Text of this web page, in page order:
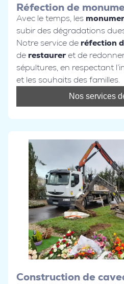
Réfection de
Avec le temps, les
subir des dégradations
Notre service de réfection
de restaureret de
sépultures, en respectant
et les souhaits des familles.
Nos services
Construction de